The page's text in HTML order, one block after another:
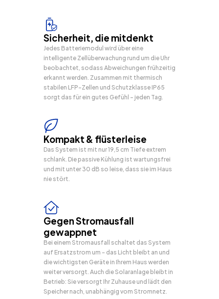
Sicherheit, die mitdenkt
Jedes Batteriemodul wird über eine
intelligente Zellüberwachung rund um die Uhr
beobachtet, sodass Abweichungen frühzeitig
erkannt werden. Zusammen mit thermisch
stabilen LFP-Zellen und Schutzklasse IP65
sorgt das für ein gutes Gefühl – jeden Tag.
Kompakt & flüsterleise
Das System ist mit nur 19,5 cm Tiefe extrem
schlank. Die passive Kühlung ist wartungsfrei
und mit unter 30 dB so leise, dass sie im Haus
nie stört.
Gegen Stromausfall
gewappnet
Bei einem Stromausfall schaltet das System
auf Ersatzstrom um – das Licht bleibt an und
die wichtigsten Geräte in Ihrem Haus werden
weiter versorgt. Auch die Solaranlage bleibt in
Betrieb: Sie versorgt Ihr Zuhause und lädt den
Speicher nach, unabhängig vom Stromnetz.